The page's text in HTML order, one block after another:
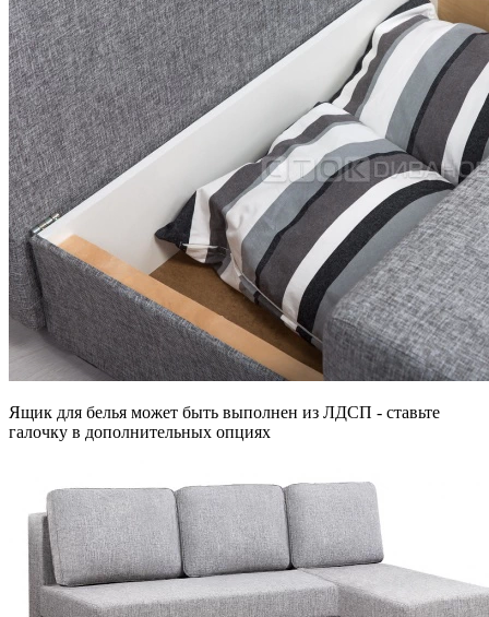
Ящик для белья может быть выполнен из ЛДСП - ставьте
галочку в дополнительных опциях